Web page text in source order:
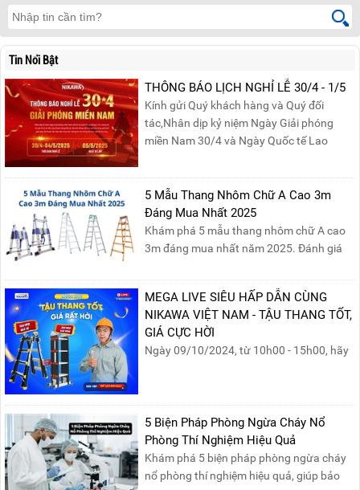
Tin Nổi Bật
THÔNG BÁO LỊCH NGHỈ LỄ 30/4 - 1/5
Kính gửi Quý khách hàng và Quý đối
tác,Nhân dịp kỷ niệm Ngày Giải phóng
miền Nam 30/4 và Ngày Quốc tế Lao
báo lịch nghỉ lễ như sau:Thời gian nghỉ: Từ
Thứ Ba, ngày 29/04/2025 đến hết Chủ
Nhật, ngày 04/05/2025.T...
5 Mẫu Thang Nhôm Chữ A Cao 3m
Đáng Mua Nhất 2025
Khám phá 5 mẫu thang nhôm chữ A cao
3m đáng mua nhất năm 2025. Đánh giá
sản phẩm phù hợp!
MEGA LIVE SIÊU HẤP DẪN CÙNG
NIKAWA VIỆT NAM - TẬU THANG TỐT,
GIÁ CỰC HỜI
Ngày 09/10/2024, từ 10h00 - 15h00, hãy
phần quà siêu hấp dẫn và mua sắm
những sản phẩm thang chính hãng với
mức giá không thể tốt hơn!Tham gia
Mega Live, bạn sẽ nhận được gì?...
5 Biện Pháp Phòng Ngừa Cháy Nổ
Phòng Thí Nghiệm Hiệu Quả
Khám phá 5 biện pháp phòng ngừa cháy
nổ phòng thí nghiệm hiệu quả, giúp bảo